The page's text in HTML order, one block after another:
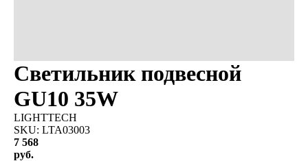
Светильник подвесной
GU10 35W
LIGHTTECH
SKU: LTA03003
7 568
руб.